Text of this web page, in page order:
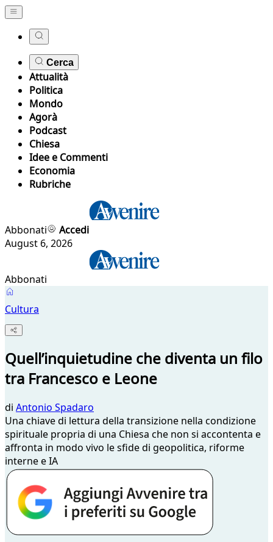
Cerca
Attualità
Politica
Mondo
Agorà
Podcast
Chiesa
Idee e Commenti
Economia
Rubriche
Abbonati
Accedi
August 6, 2026
Abbonati
Cultura
Quell’inquietudine che diventa un filo
tra Francesco e Leone
di Antonio Spadaro
Una chiave di lettura della transizione nella condizione
spirituale propria di una Chiesa che non si accontenta e
affronta in modo vivo le sfide di geopolitica, riforme
interne e IA